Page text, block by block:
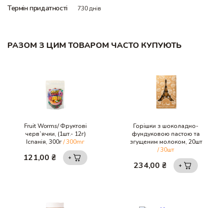
Термін придатності 730 днів
РАЗОМ З ЦИМ ТОВАРОМ ЧАСТО КУПУЮТЬ
Fruit Worms/ Фруктові
черв`ячки, (1шт.- 12г)
Іспанія, 300г/ 300mг
121,00₴
Горішки з шоколадно-
фундуковою пастою та
згущеним молоком, 20шт
/ 30шт
234,00₴